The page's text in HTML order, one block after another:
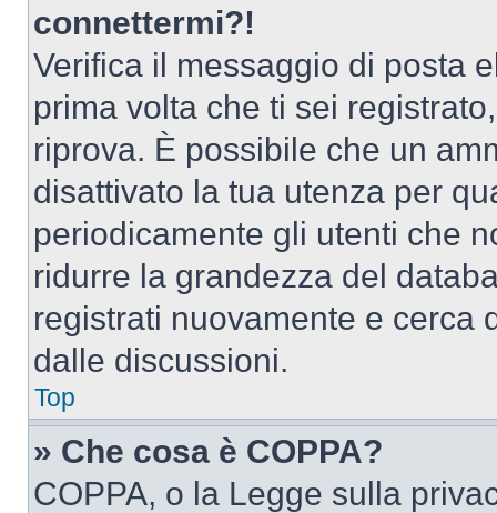
connettermi?!
Verifica il messaggio di posta
prima volta che ti sei
riprova. È possibile che un
disattivato la tua utenza per
periodicamente gli utenti che
ridurre la grandezza del
registrati nuovamente e cerca
dalle discussioni.
Top
» Che cosa è COPPA?
COPPA, o la Legge sulla